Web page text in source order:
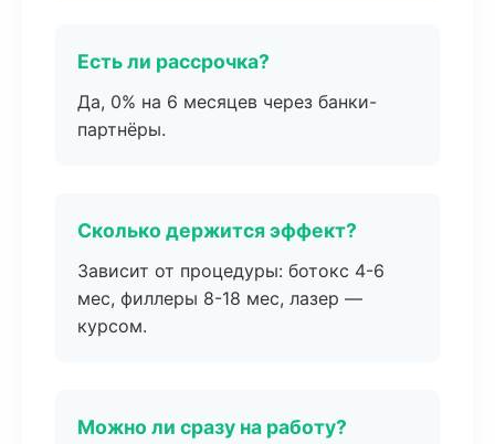
Есть ли рассрочка?
Да, 0% на 6 месяцев через банки-
партнёры.
Сколько держится эффект?
Зависит от процедуры: ботокс 4-6
мес, филлеры 8-18 мес, лазер —
курсом.
Можно ли сразу на работу?